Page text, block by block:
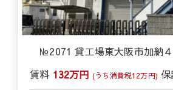
№2071 貸工場東大阪市加納
賃料 132万円 (うち消費税12万円)